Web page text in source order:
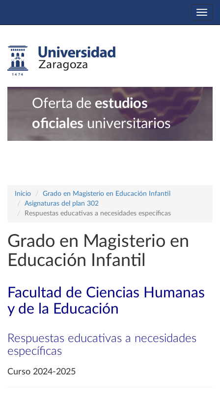
Oferta de estudios
oficiales universitarios
Inicio
Grado en Magisterio en Educación Infantil
Asignaturas del plan 302
Respuestas educativas a necesidades específicas
Grado en Magisterio en
Educación Infantil
Facultad de Ciencias Humanas
y de la Educación
Respuestas educativas a necesidades
específicas
Curso 2024-2025